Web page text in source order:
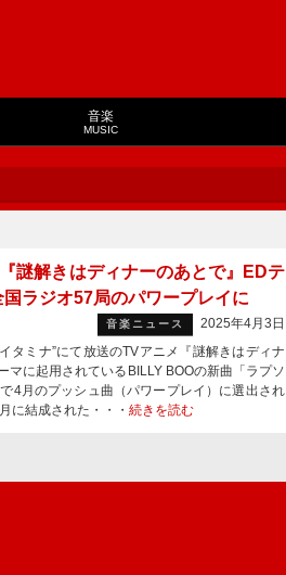
音楽
MUSIC
謎解きはディナーのあとで』EDテ
ラジオ57局のパワープレイに
音楽ニュース
2025年4月3日
タミナ”にて放送のTVアニメ『謎解きはディナ
マに起用されているBILLY BOOの新曲「ラプソ
4月のプッシュ曲（パワープレイ）に選出され
結成された・・・ 続きを読む